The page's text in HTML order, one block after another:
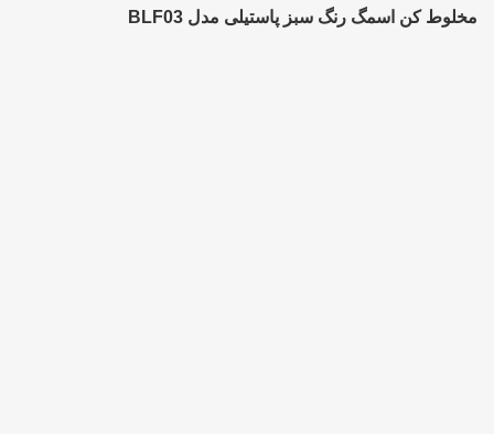
مخلوط کن اسمگ رنگ سبز پاستیلی مدل BLF03